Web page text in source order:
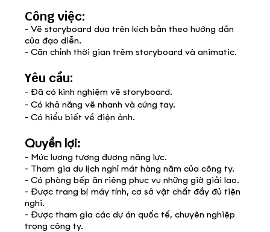
Công việc:
- Vẽ storyboard dựa trên kịch bản theo hướng dẫn
của đạo diễn.
- Căn chỉnh thời gian trêm storyboard và animatic.
Yêu cầu:
- Đã có kinh nghiệm vẽ storyboard.
- Có khả năng vẽ nhanh và cứng tay.
- Có hiểu biết về điện ảnh.
Quyền lợi:
- Mức lương tương đương năng lực.
- Tham gia du lịch nghỉ mát hàng năm của công ty.
- Có phòng bếp ăn riêng phục vụ những giờ giải lao.
- Được trang bị máy tính, cơ sở vật chất đầy đủ tiện
nghi.
- Được tham gia các dự án quốc tế, chuyên nghiệp
trong công ty.